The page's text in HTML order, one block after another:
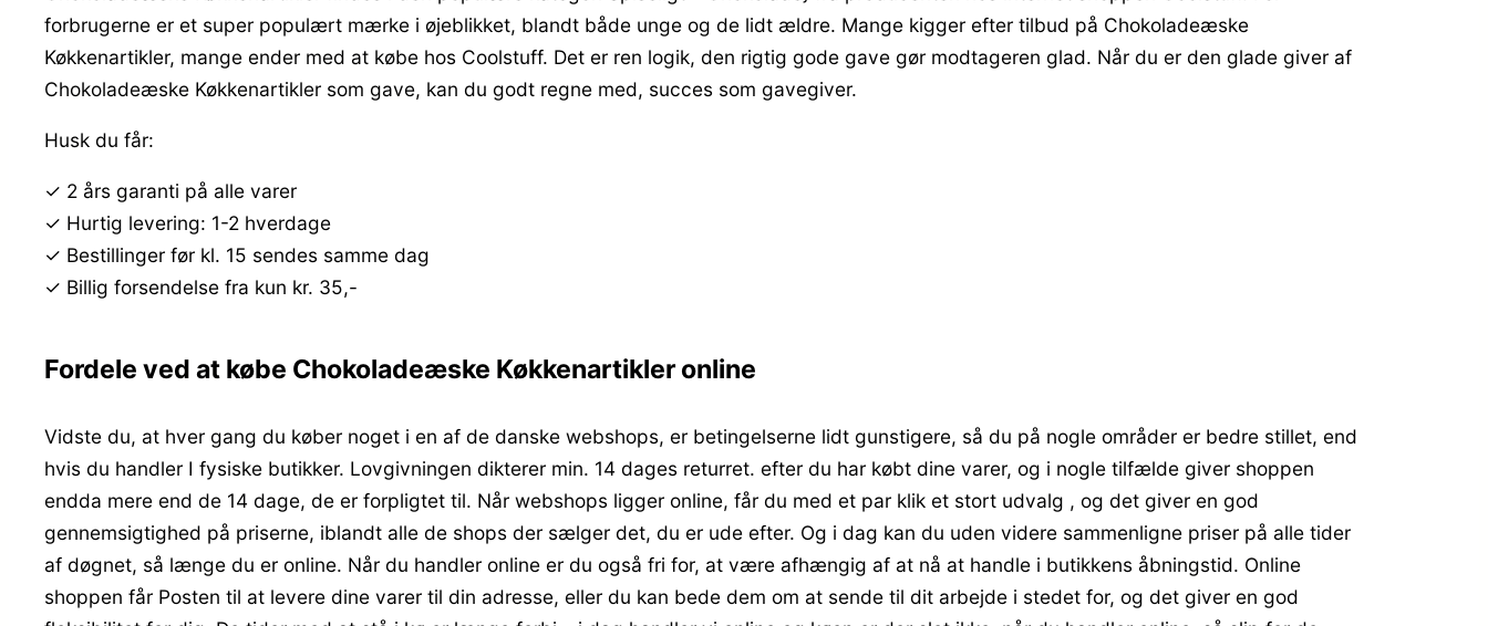
forbrugerne er et super populært mærke i øjeblikket, blandt både unge og de lidt ældre. Mange kigger efter tilbud på Chokoladeæske
Køkkenartikler, mange ender med at købe hos Coolstuff. Det er ren logik, den rigtig gode gave gør modtageren glad. Når du er den glade giver af
Chokoladeæske Køkkenartikler som gave, kan du godt regne med, succes som gavegiver.
Husk du får:
✓ 2 års garanti på alle varer
✓ Hurtig levering: 1-2 hverdage
✓ Bestillinger før kl. 15 sendes samme dag
✓ Billig forsendelse fra kun kr. 35,-
Fordele ved at købe Chokoladeæske Køkkenartikler online
Vidste du, at hver gang du køber noget i en af de danske webshops, er betingelserne lidt gunstigere, så du på nogle områder er bedre stillet, end
hvis du handler I fysiske butikker. Lovgivningen dikterer min. 14 dages returret. efter du har købt dine varer, og i nogle tilfælde giver shoppen
endda mere end de 14 dage, de er forpligtet til. Når webshops ligger online, får du med et par klik et stort udvalg , og det giver en god
gennemsigtighed på priserne, iblandt alle de shops der sælger det, du er ude efter. Og i dag kan du uden videre sammenligne priser på alle tider
af døgnet, så længe du er online. Når du handler online er du også fri for, at være afhængig af at nå at handle i butikkens åbningstid. Online
shoppen får Posten til at levere dine varer til din adresse, eller du kan bede dem om at sende til dit arbejde i stedet for, og det giver en god